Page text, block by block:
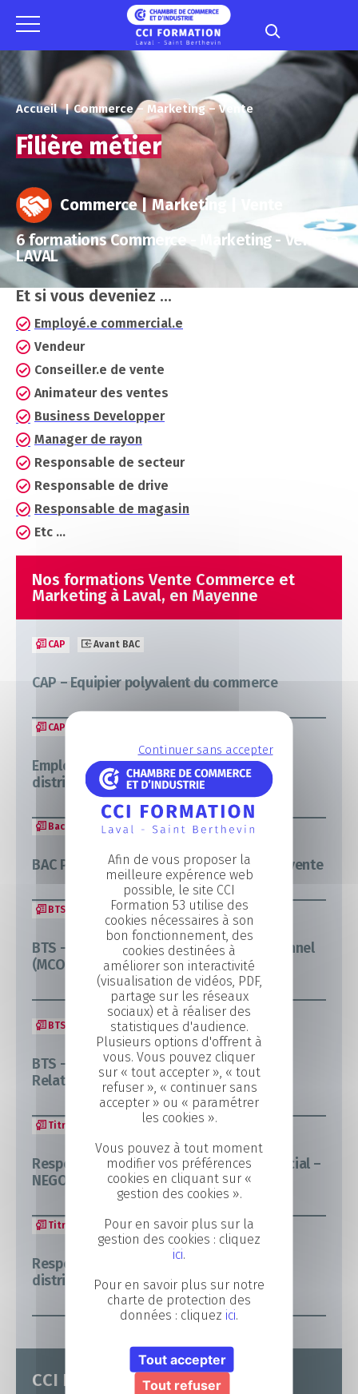
Accueil Commerce – Marketing – Vente
Filière métier
Commerce | Marketing | Vente
6 formations Commerce - Marketing - Vente à
LAVAL
Et si vous deveniez ...
Employé.e commercial.e
Vendeur
Conseiller.e de vente
Animateur des ventes
Business Developper
Manager de rayon
Responsable de secteur
Responsable de drive
Responsable de magasin
Etc ...
Nos formations Vente Commerce et
Marketing à Laval, en Mayenne
CAP Avant BAC
CAP – Equipier polyvalent du commerce
CAP
Employé polyvalent du commerce et de la
distribution
Bac Pro Avant BAC
BAC PRO – Métiers du commerce et de la vente
BTS Post BAC
BTS – Management Commercial Opérationnel
(MCO)
BTS Post BAC
BTS – Négociation et Digitalisation de la
Relation Client (NDRC)
Titre pro Post BAC
Responsable de Développement Commercial –
NEGOVENTIS
Titre pro Post BAC
Responsable de commerces et de la
distribution – NEGOVENTIS
CCI Formation 53
Panneau de gestion des cookies
Continuer sans accepter
Afin de vous proposer la
meilleure expérence web
possible, le site CCI
Formation 53 utilise des
cookies nécessaires à son
bon fonctionnement, des
cookies destinées à
améliorer son interactivité
(visualisation de vidéos, PDF,
partage sur les réseaux
sociaux) et à réaliser des
statistiques d'audience.
Plusieurs options d'offrent à
vous. Vous pouvez cliquer
sur « tout accepter », « tout
refuser », « continuer sans
accepter » ou « paramétrer
les cookies ».
Vous pouvez à tout moment
modifier vos préférences
cookies en cliquant sur «
gestion des cookies ».
Pour en savoir plus sur la
gestion des cookies : cliquez
ici.
Pour en savoir plus sur notre
charte de protection des
données : cliquez ici.
Tout accepter
Tout refuser